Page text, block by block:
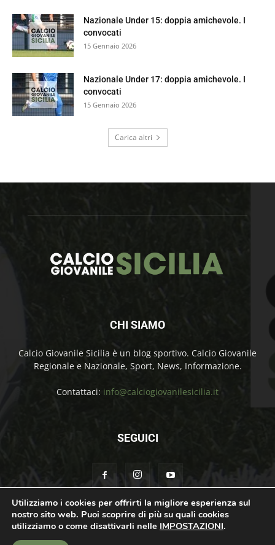
Nazionale Under 15: doppia amichevole. I
convocati
15 Gennaio 2026
Nazionale Under 17: doppia amichevole. I
convocati
15 Gennaio 2026
Carica altri
CHI SIAMO
Calcio Giovanile Sicilia è un blog sportivo. Calcio Giovanile
Regionale e Nazionale, Sport, News, Informazione.
Contattaci: info@calciogiovanilesicilia.it
SEGUICI
Chi Siamo Contatti Cookie Policy Privacy Policy
© Calcio Giovanile Sicilia Copyright by Rosolino Ciprì | Support by
Utilizziamo i cookies per offrirti la migliore esperienza sul
nostro sito web. Puoi scoprire di più su quali cookies
utilizziamo o come disattivarli nelle IMPOSTAZIONI.